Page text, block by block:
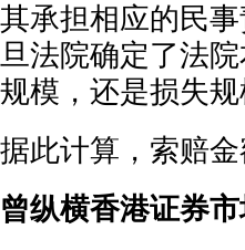
其承担相应的民
旦法院确定了法
规模，还是损失
据此计算，索赔金
曾纵横香港证券